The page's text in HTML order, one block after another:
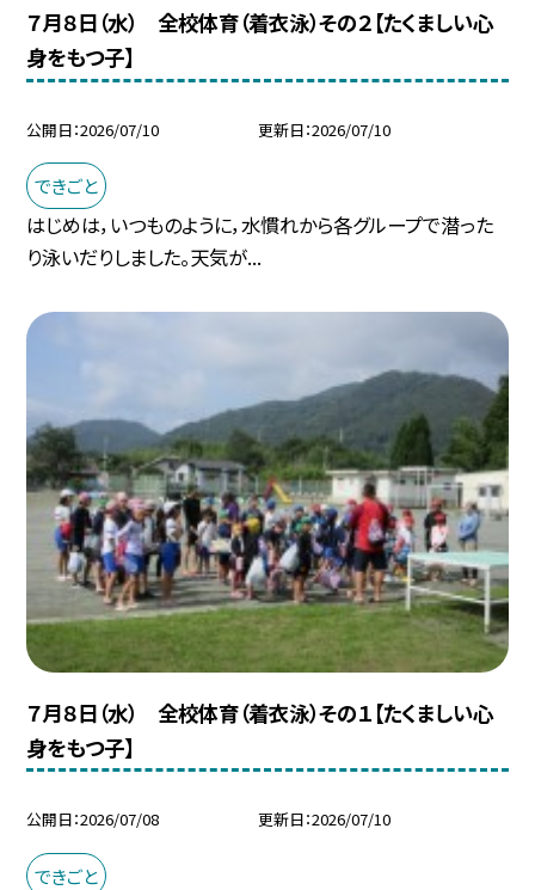
７月８日（水） 全校体育（着衣泳）その２【たくましい心
身をもつ子】
公開日 2026/07/10 更新日 2026/07/10
できごと
はじめは，いつものように，水慣れから各グループで潜った
り泳いだりしました。天気が...
７月８日（水） 全校体育（着衣泳）その１【たくましい心
身をもつ子】
公開日 2026/07/08 更新日 2026/07/10
できごと